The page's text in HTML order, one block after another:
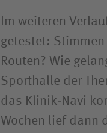
Im weiteren
getestet: Stimmen
Routen? Wie
Sporthalle der
das Klinik‑Navi
Wochen lief dann